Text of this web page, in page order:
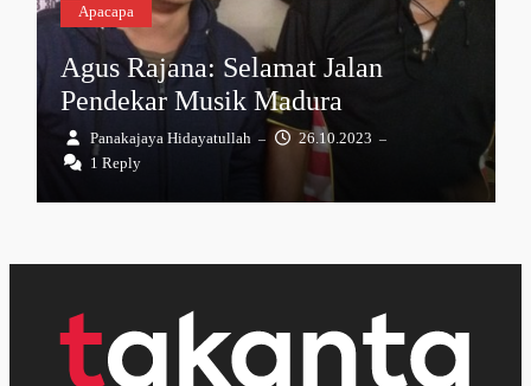
Apacapa
Agus Rajana: Selamat Jalan
Pendekar Musik Madura
Panakajaya Hidayatullah – 26.10.2023 –
1 Reply